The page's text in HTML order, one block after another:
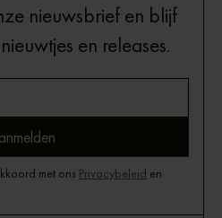
nieuwsbrief en blijf
en releases.
met ons Privacybeleid en